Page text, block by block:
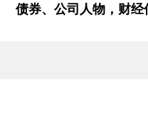
债券、公司人物，财经